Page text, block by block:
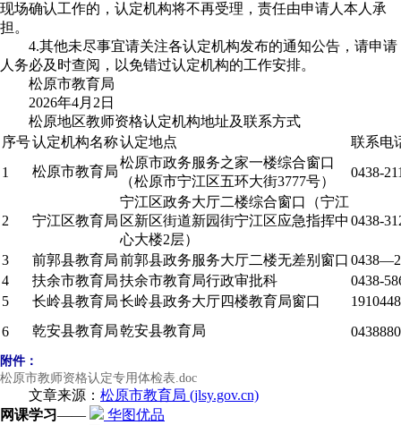
现场确认工作的，认定机构将不再受理，责任由申请人本人承
担。
4.其他未尽事宜请关注各认定机构发布的通知公告，请申请
人务必及时查阅，以免错过认定机构的工作安排。
松原市教育局
2026年4月2日
松原地区教师资格认定机构地址及联系方式
序号认定机构名称认定地点
联系电
1
松原市教育局
松原市政务服务之家一楼综合窗口
（松原市宁江区五环大街3777号）
0438-
2 宁江区教育局
宁江区政务大厅二楼综合窗口（宁江
区新区街道新园街宁江区应急指挥中
心大楼2层）
0438-
3 前郭县教育局前郭县政务服务大厅二楼无差别窗口 0438—
4
扶余市教育局扶余市教育局行政审批科
0438-
5
长岭县教育局长岭县政务大厅四楼教育局窗口
6
乾安县教育局乾安县教育局
附件：
松原市教师资格认定专用体检表.doc
文章来源： 松原市教育局 (jlsy.gov.cn)
网课学习——
华图优品